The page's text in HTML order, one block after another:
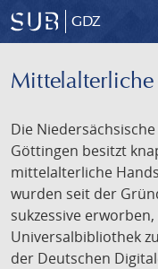
GDZ
Die
Göttingen besitzt
mittelalterliche
wurden seit der
sukzessive
Universalbibliothek
der Deutschen